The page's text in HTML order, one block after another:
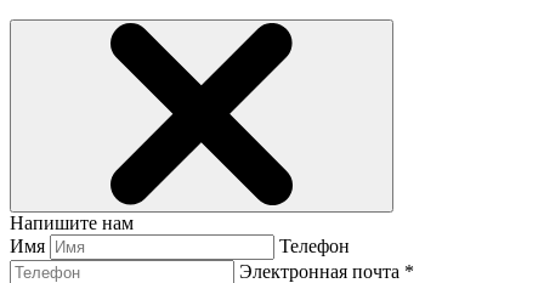
Напишите нам
Имя
Телефон
Электронная почта *